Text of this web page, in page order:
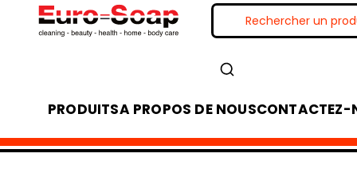
PRODUITSA PROPOS DE NOUSCONTACTEZ-